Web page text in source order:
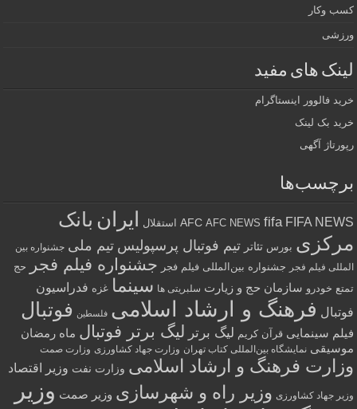
کسب وکار
ورزشی
لینک های مفید
خرید فالوور اینستاگرام
خرید بک لینک
رپورتاژ آگهی
برچسب‌ها
AFC AFC NEWS fifa FIFA NEWS استقلال ایران بانک
مرکزی بورس تئاتر تیم فوتبال پرسپولیس تیم ملی جشنواره بین
المللی فیلم فجر جشنواره بین‌المللی فیلم فجر جشنواره فیلم فجر
حج
تمتع خودرو سازمان حج و زیارت سلبریتی ها سینما غزه فدراسیون
فوتبال فرهنگ و ارشاد اسلامی فلسطین فوتبال
فیلم سینمایی قرآن کریم لیگ برتر لیگ برتر فوتبال ماه رمضان
موسیقی نمایشگاه بین‌المللی کتاب تهران وزارت جهاد کشاورزی وزارت صمت
وزارت فرهنگ و ارشاد اسلامی وزارت نفت وزیر اقتصاد
وزیر جهاد کشاورزی وزیر راه و شهرسازی وزیر صمت وزیر